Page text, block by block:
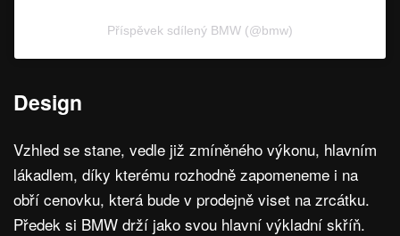
Příspěvek sdílený BMW (@bmw)
Design
Vzhled se stane, vedle již zmíněného výkonu, hlavním
lákadlem, díky kterému rozhodně zapomeneme i na
obří cenovku, která bude v prodejně viset na zrcátku.
Předek si BMW drží jako svou hlavní výkladní skříň.